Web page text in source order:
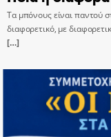
Τα μπόνους είναι παντού
διαφορετικό, με
[…]